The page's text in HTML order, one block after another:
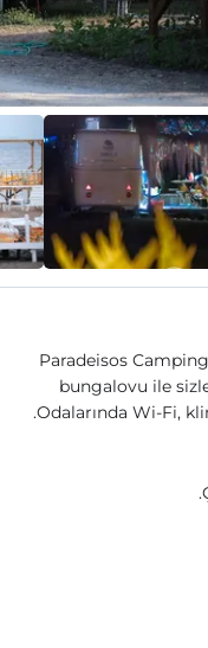
Paradeisos
bungalovu ile
Odalarında Wi-Fi,